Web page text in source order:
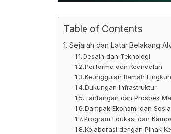
Table of Contents
Sejarah dan Latar Belakang
Desain dan Teknologi
Performa dan Keandalan
Keunggulan Ramah
Dukungan Infrastruktur
Tantangan dan Prospek
Dampak Ekonomi dan Sosial
Program Edukasi dan
Kolaborasi dengan Pihak